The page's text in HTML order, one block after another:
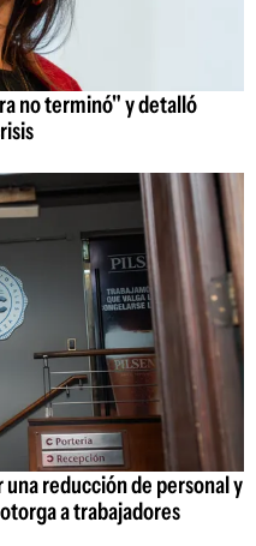
no terminó" y detalló
reducción de personal y
a trabajadores